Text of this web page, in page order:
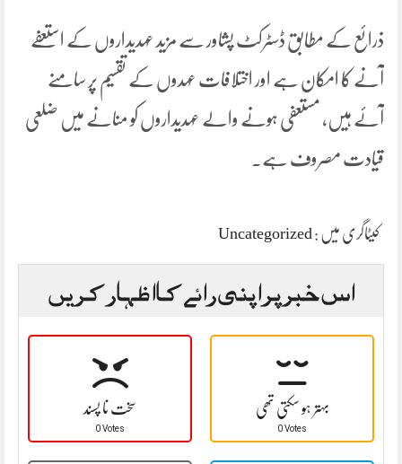
ذرائع کے مطابق ڈسٹرکٹ پشاور سے مزید عہدیداروں کے استعفے
آنے کا امکان ہے اور اختلافات عہدوں کے تقسیم پر سامنے
آئے ہیں، مستعفی ہونے والے عہدیداروں کو منانے میں ضلعی
قیادت مصروف ہے۔
کیٹاگری میں : Uncategorized
اس خبر پر اپنی رائے کا اظہار کریں
سخت نا پسند
0 Votes
بہتر ہو سکتی تھی
0 Votes